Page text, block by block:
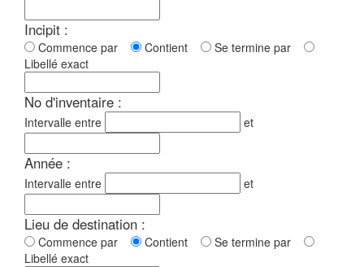
Incipit :
Commence par Contient
Se termine par
Libellé exact
No d'inventaire :
Intervalle entre et
Année :
Intervalle entre et
Lieu de destination :
Commence par Contient
Se termine par
Libellé exact